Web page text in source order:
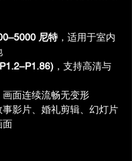
尼特，适用于室内
，支持高清与
画面连续流畅无变形
影片、婚礼剪辑、幻灯片
面